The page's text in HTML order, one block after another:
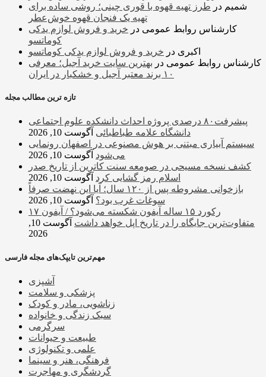
شمیم در طرز تهیه قهوه با قوری چینی؛ روشی ساده برای
تهیه یک فنجان قهوه خوش‌عطر
کارشناس روابط عمومی در خرید و فروش لوازم یدکی
کوماتسو
اکبری در خرید و فروش لوازم یدکی کوماتسو
کارشناس روابط عمومی در بهترین سایت خرید آجیل؛ معرفی
۱۰ برند معتبر آجیل و خشکبار در ایران
تازه ترین مطالب مجله
پیشرفت۸۰ درصدی پروژه احداث دانشکده علوم اجتماعی
دانشگاه علامه طباطبائی آگوست 10, 2026
سیستم آبیاری مبتنی بر هوش مصنوعی در اصفهان رونمایی
می‌شود آگوست 10, 2026
کشف نسخه‌ مسیحی در صومعه سنت کاترین از تاریخ صدر
اسلام رمز گشایی کرد آگوست 10, 2026
بازخوانی مشروطه پس از ۱۲۰ سال؛ آیا این نهضت صرفاً
سوغات غرب بود؟ آگوست 10, 2026
رکورد ۱۵ ساله آیفون شکسته می‌شود؟ / آیفون ۱۷
متفاوت‌ترین جایگاه را در تاریخ اپل خواهد داشت
آگوست 10,
2026
مهم‌ترین تایپک‌های مجله فارسی
آشپزی
پزشکی و سلامت
زناشویی، مادر و کودک
سبک زندگی و خانواده
سرگرمی
طبیعت و حیوانات
علمی و تکنولوژی
فرهنگی، هنر و سینما
گردشگری و مهاجرت